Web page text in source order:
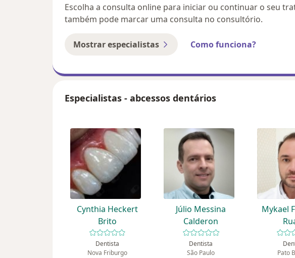
Escolha a consulta online para iniciar ou continuar o seu
também pode marcar uma consulta no consultório.
Mostrar especialistas Como funciona?
Especialistas - abcessos dentários
Cynthia Heckert
Brito
Dentista
Nova Friburgo
Júlio Messina
Calderon
Dentista
São Paulo
Mykael
Pato